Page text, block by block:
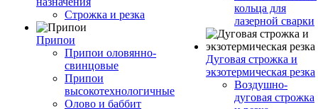
Строжка и резка
Припои
Припои оловянно-
свинцовые
Припои
высокотехнологичные
Олово и баббит
кольца для
лазерной сварки
Дуговая строжка и
экзотермическая резка
Воздушно-
дуговая строжка